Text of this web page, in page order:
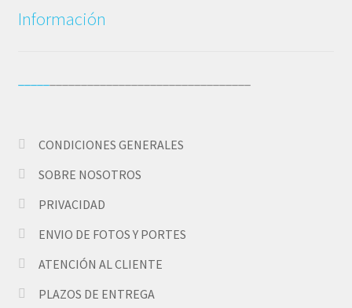
Información
CONDICIONES GENERALES
SOBRE NOSOTROS
PRIVACIDAD
ENVIO DE FOTOS Y PORTES
ATENCIÓN AL CLIENTE
PLAZOS DE ENTREGA